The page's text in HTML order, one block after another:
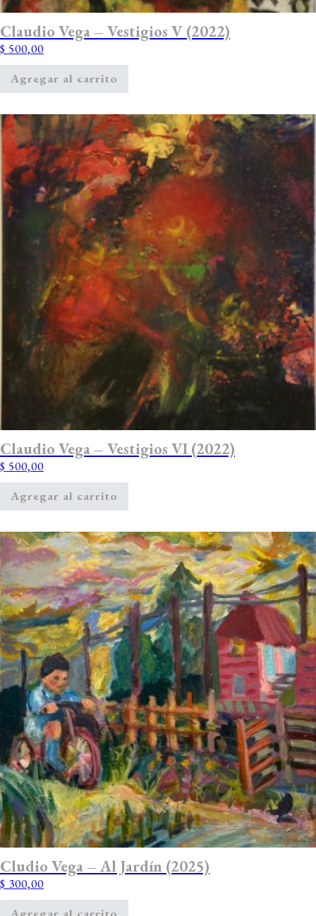
Claudio Vega – Vestigios V (2022)
$ 500,00
Agregar al carrito
Claudio Vega – Vestigios VI (2022)
$ 500,00
Agregar al carrito
Cludio Vega – Al Jardín (2025)
$ 300,00